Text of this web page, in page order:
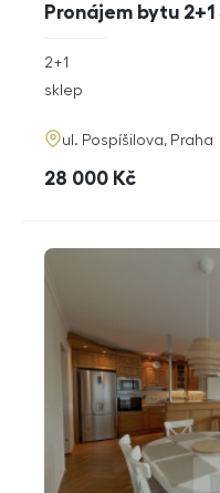
Pronájem bytu
rozměry
2+1
funkce
sklep
adresa
ul. Pospíšilova, Praha
cena
28 000 Kč